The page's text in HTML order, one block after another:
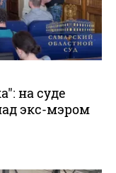
на суде
экс-мэром